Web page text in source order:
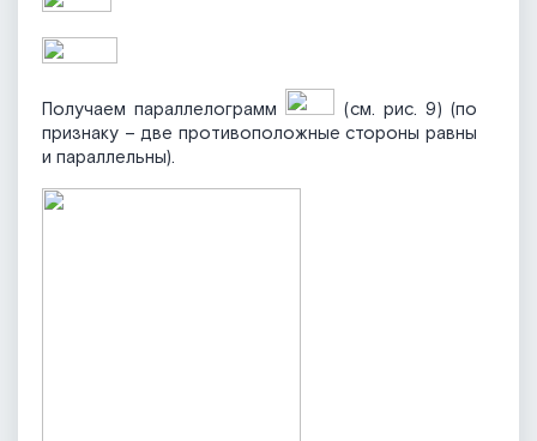
Получаем параллелограмм
(см. рис. 9) (по
признаку – две противоположные стороны равны
и параллельны).